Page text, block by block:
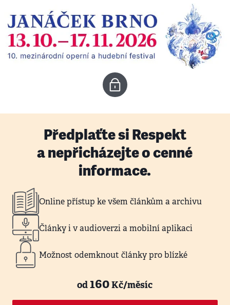
Předplaťte si Respekt
a nepřicházejte o cenné
informace.
Online přístup ke všem článkům a archivu
Články i v audioverzi a mobilní aplikaci
Možnost odemknout články pro blízké
od160Kč/měsíc